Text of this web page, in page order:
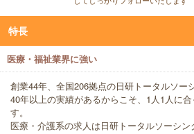
特長
医療・福祉業界に強い
創業44年、全国206拠点の日研トータルソー
40年以上の実績があるからこそ、1人1人に
す。
医療・介護系の求人は日研トータルソーシン